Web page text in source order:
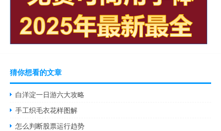
猜你想看的文章
白洋淀一日游六大攻略
手工织毛衣花样图解
怎么判断股票运行趋势